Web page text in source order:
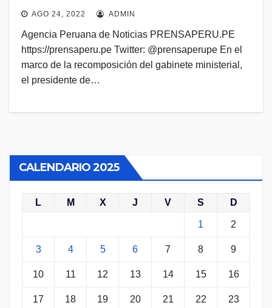
AGO 24, 2022 ADMIN
Agencia Peruana de Noticias PRENSAPERU.PE
https://prensaperu.pe Twitter: @prensaperupe En el
marco de la recomposición del gabinete ministerial,
el presidente de…
CALENDARIO 2025
L M X J V S D
1 2
3 4 5 6 7 8 9
10 11 12 13 14 15 16
17 18 19 20 21 22 23